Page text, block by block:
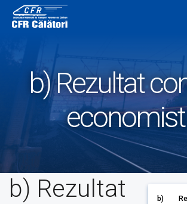
content
b) Rezultat
b) Rezultat
b)